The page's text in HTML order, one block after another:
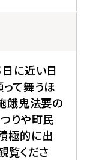
に近い日
て舞うほ
餓鬼法要の
りや町民
極的に出
覧くださ